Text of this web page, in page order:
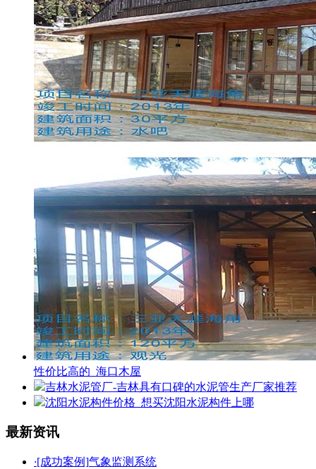
性价比高的_海口木屋
吉林水泥管厂-吉林具有口碑的水泥管生产厂家推荐
沈阳水泥构件价格_想买沈阳水泥构件上哪
最新资讯
·[成功案例]气象监测系统